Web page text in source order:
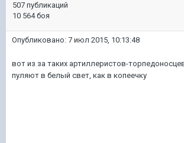
507 публикаций
10 564 боя
Опубликовано: 7 июл 2015, 10:13:48
вот из за таких артиллеристов-
пуляют в белый свет, как в копеечку